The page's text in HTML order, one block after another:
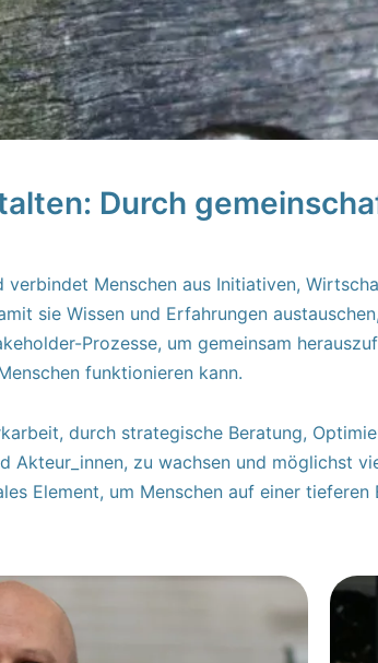
Durch
Menschen aus Initiativen,
sie Wissen und Erfahrungen
Prozesse, um gemeinsam
funktionieren kann.
durch strategische Beratung,
Akteur_innen, zu wachsen und möglichst
Element, um Menschen auf einer